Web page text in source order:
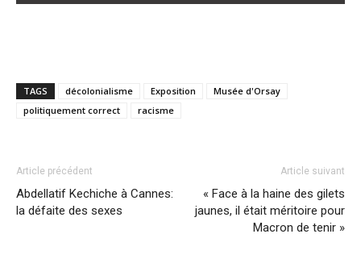
TAGS décolonialisme Exposition
Musée d'Orsay
politiquement correct
racisme
Article précédent
Abdellatif Kechiche à Cannes:
la défaite des sexes
Article suivant
« Face à la haine des gilets
jaunes, il était méritoire pour
Macron de tenir »